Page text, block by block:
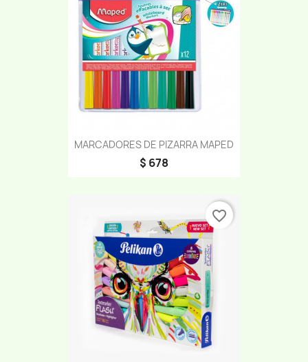
MARCADORES DE PIZARRA MAPED
$ 678
favorite_border